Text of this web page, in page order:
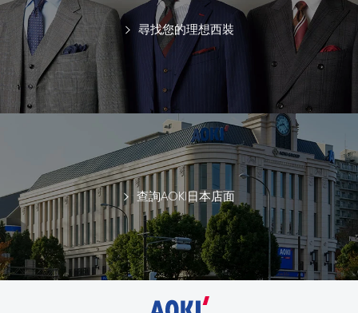
尋找您的理想西裝
查詢AOKI日本店面